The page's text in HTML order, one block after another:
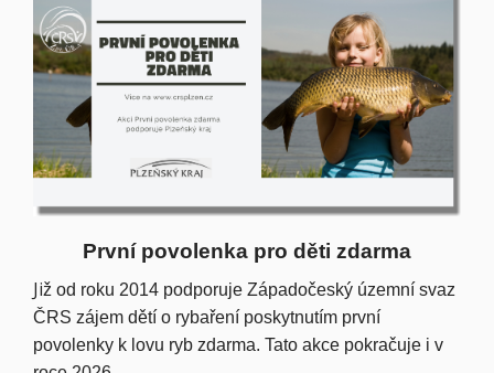
První povolenka pro děti zdarma
Již od roku 2014 podporuje Západočeský územní svaz
ČRS zájem dětí o rybaření poskytnutím první
povolenky k lovu ryb zdarma. Tato akce pokračuje i v